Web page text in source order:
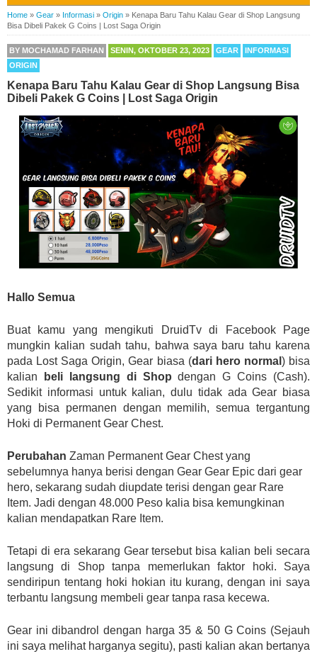
Home » Gear » Informasi » Origin » Kenapa Baru Tahu Kalau Gear di Shop Langsung
Bisa Dibeli Pakek G Coins | Lost Saga Origin
BY MOCHAMAD FARHAN SENIN, OKTOBER 23, 2023 GEAR
INFORMASI
ORIGIN
Kenapa Baru Tahu Kalau Gear di Shop Langsung Bisa
Dibeli Pakek G Coins | Lost Saga Origin
Hallo Semua
Buat kamu yang mengikuti DruidTv di Facebook Page
mungkin kalian sudah tahu, bahwa saya baru tahu karena
pada Lost Saga Origin, Gear biasa (dari hero normal ) bisa
kalian
beli langsung di Shop dengan G Coins (Cash).
Sedikit informasi untuk kalian, dulu tidak ada Gear biasa
yang bisa permanen dengan memilih, semua tergantung
Hoki di Permanent Gear Chest.
Perubahan Zaman Permanent Gear Chest yang
sebelumnya hanya berisi dengan Gear Gear Epic dari gear
hero, sekarang sudah diupdate terisi dengan gear Rare
Item. Jadi dengan 48.000 Peso kalia bisa kemungkinan
kalian mendapatkan Rare Item.
Tetapi di era sekarang Gear tersebut bisa kalian beli secara
langsung di Shop tanpa memerlukan faktor hoki. Saya
sendiripun tentang hoki hokian itu kurang, dengan ini saya
terbantu langsung membeli gear tanpa rasa kecewa.
Gear ini dibandrol dengan harga 35 & 50 G Coins (Sejauh
ini saya melihat harganya segitu), pasti kalian akan bertanya